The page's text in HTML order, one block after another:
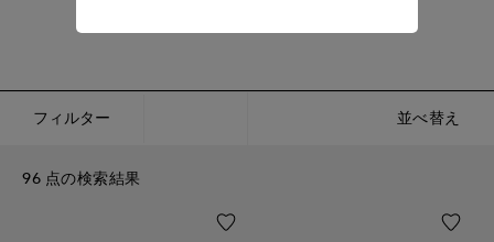
フィルター 並べ替え
96 点の検索結果